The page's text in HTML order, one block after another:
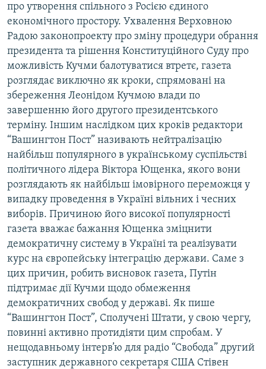
про утворення спільного з Росією єдиного
економічного простору. Ухвалення Верховною
Радою законопроекту про зміну процедури обрання
президента та рішення Конституційного Суду про
можливість Кучми балотуватися втретє, газета
розглядає виключно як кроки, спрямовані на
збереження Леонідом Кучмою влади по
завершенню його другого президентського
терміну. Іншим наслідком цих кроків редактори
“Вашингтон Пост” називають нейтралізацію
найбільш популярного в українському суспільстві
політичного лідера Віктора Ющенка, якого вони
розглядають як найбільш імовірного переможця у
випадку проведення в Україні вільних і чесних
виборів. Причиною його високої популярності
газета вважає бажання Ющенка зміцнити
демократичну систему в Україні та реалізувати
курс на європейську інтеграцію держави. Саме з
цих причин, робить висновок газета, Путін
підтримає дії Кучми щодо обмеження
демократичних свобод у державі. Як пише
“Вашингтон Пост”, Сполучені Штати, у свою чергу,
повинні активно протидіяти цим спробам. У
нещодавньому інтерв’ю для радіо “Свобода” другий
заступник державного секретаря США Стівен